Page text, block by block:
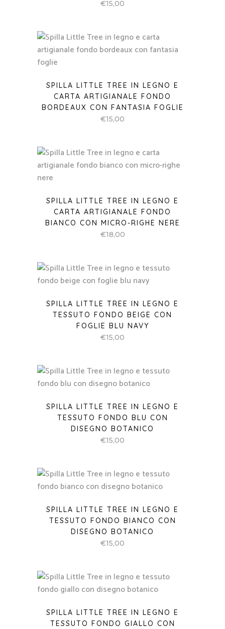
€15,00
SPILLA LITTLE TREE IN LEGNO E
CARTA ARTIGIANALE FONDO
BORDEAUX CON FANTASIA FOGLIE
€15,00
SPILLA LITTLE TREE IN LEGNO E
CARTA ARTIGIANALE FONDO
BIANCO CON MICRO-RIGHE NERE
€18,00
SPILLA LITTLE TREE IN LEGNO E
TESSUTO FONDO BEIGE CON
FOGLIE BLU NAVY
€15,00
SPILLA LITTLE TREE IN LEGNO E
TESSUTO FONDO BLU CON
DISEGNO BOTANICO
€15,00
SPILLA LITTLE TREE IN LEGNO E
TESSUTO FONDO BIANCO CON
DISEGNO BOTANICO
€15,00
SPILLA LITTLE TREE IN LEGNO E
TESSUTO FONDO GIALLO CON